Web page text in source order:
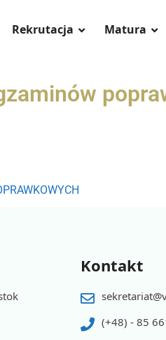
Rekrutacja Matura
Kontakt
(+48) - 85